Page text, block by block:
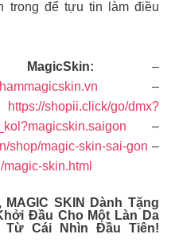
trong để tựu tin làm điều
MagicSkin:
–
–
https://shopii.click/go/dmx?
–
shop/magic-skin-sai-gon –
skin.html
SKIN Dành Tặng
Đầu Cho Một Làn Da
Từ Cái Nhìn Đầu Tiên!